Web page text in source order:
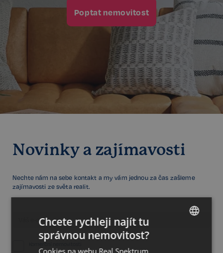
Poptat nemovitost
Novinky a zajímavosti
Nechte nám na sebe kontakt a my vám jednou za čas zašleme
zajímavosti ze světa realit.
Chcete rychleji najít tu
správnou nemovitost?
Cookies na webu Real Spektrum